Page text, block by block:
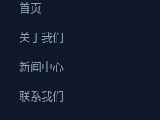
首页
关于我们
新闻中心
联系我们